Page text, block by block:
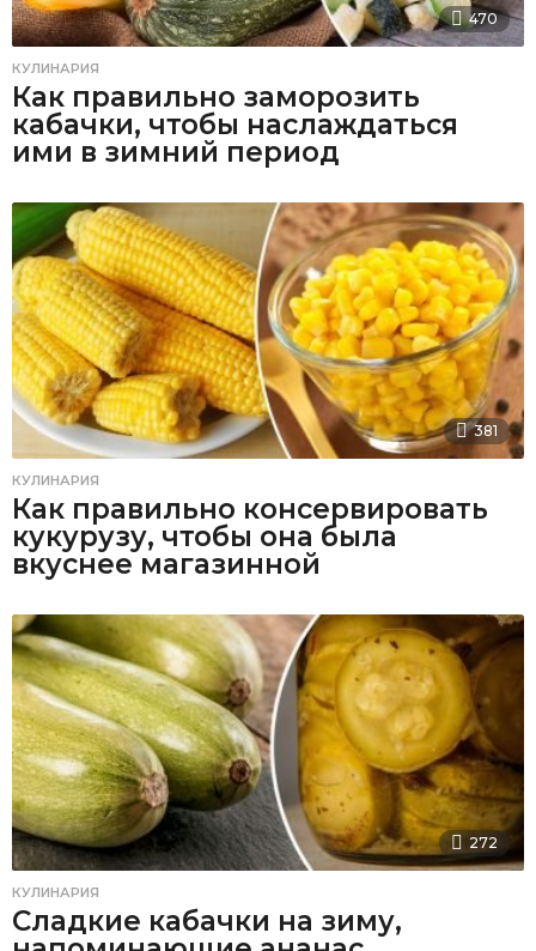
470
КУЛИНАРИЯ
Как правильно заморозить
кабачки, чтобы наслаждаться
ими в зимний период
381
КУЛИНАРИЯ
Как правильно консервировать
кукурузу, чтобы она была
вкуснее магазинной
272
КУЛИНАРИЯ
Сладкие кабачки на зиму,